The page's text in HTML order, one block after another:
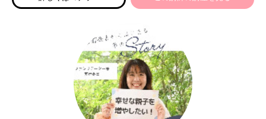
界中を愛の波動で満たしていくことで、この地球は愛の楽
真心を込めて取り組ませて頂きたいと思っております。